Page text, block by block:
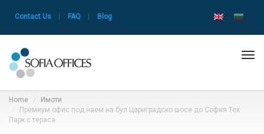
Contact Us FAQ Blog
Home
Имоти
Премиум офис под наем на бул Цариградско шосе до София Тех
Парк с тераса